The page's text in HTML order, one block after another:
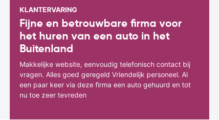
KLANTERVARING
Fijne en betrouwbare firma voor
het huren van een auto in het
Buitenland
Makkelijke website, eenvoudig telefonisch contact bij
vragen. Alles goed geregeld Vriendelijk personeel. Al
een paar keer via deze firma een auto gehuurd en tot
nu toe zeer tevreden